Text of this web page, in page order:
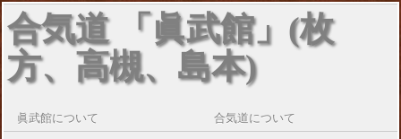
合気道 「眞武館」(枚
方、高槻、島本)
眞武館について 合気道について